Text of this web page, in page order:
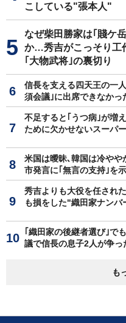
こしている"張本人"
なぜ柴田勝家は｢賤ケ
か…秀吉がこっそり工
｢大物武将｣の裏切り
信長を支える四天王の一
須会議｣に出席できなかっ
不足すると｢うつ病｣が増
ために欠かせないスーパ
米国は曖昧､韓国は冷や
市発言に｢無言の支持｣を
秀吉よりも大役を任され
も損をした"織田家ナン
｢織田家の後継者選び｣で
議で信長の息子2人が争
も